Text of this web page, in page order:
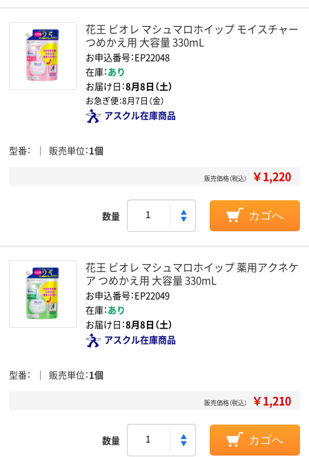
花王 ビオレ マシュマロホイップ モイスチャー
つめかえ用 大容量 330mL
お申込番号：EP22048
在庫：あり
お届け日：8月8日（土）
お急ぎ便：8月7日（金）
アスクル在庫商品
型番 販売単位 1個
販売価格（税込） ￥1,220
数量 カゴへ
花王 ビオレ マシュマロホイップ 薬用アクネケ
ア つめかえ用 大容量 330mL
お申込番号：EP22049
在庫：あり
お届け日：8月8日（土）
アスクル在庫商品
型番 販売単位 1個
販売価格（税込） ￥1,210
数量 カゴへ